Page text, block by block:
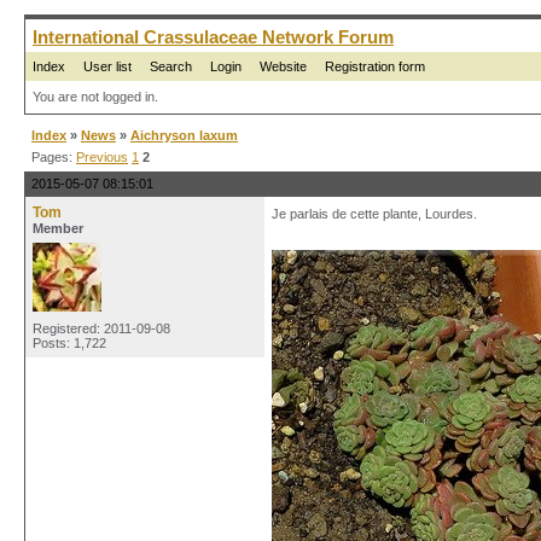
International Crassulaceae Network Forum
Index User list Search Login Website Registration form
You are not logged in.
Index » News » Aichryson laxum
Pages: Previous 1 2
2015-05-07 08:15:01
Tom
Member
Registered: 2011-09-08
Posts: 1,722
Je parlais de cette plante, Lourdes.